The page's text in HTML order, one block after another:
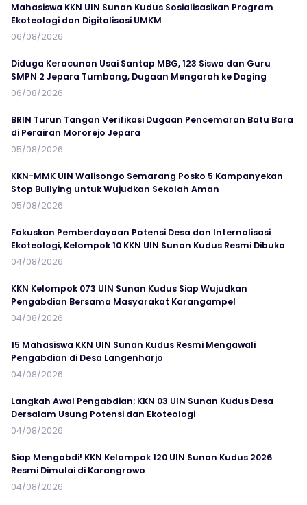
Mahasiswa KKN UIN Sunan Kudus Sosialisasikan Program
Ekoteologi dan Digitalisasi UMKM
06/08/2026
Diduga Keracunan Usai Santap MBG, 123 Siswa dan Guru
SMPN 2 Jepara Tumbang, Dugaan Mengarah ke Daging
06/08/2026
BRIN Turun Tangan Verifikasi Dugaan Pencemaran Batu Bara
di Perairan Mororejo Jepara
05/08/2026
KKN-MMK UIN Walisongo Semarang Posko 5 Kampanyekan
Stop Bullying untuk Wujudkan Sekolah Aman
05/08/2026
Fokuskan Pemberdayaan Potensi Desa dan Internalisasi
Ekoteologi, Kelompok 10 KKN UIN Sunan Kudus Resmi Dibuka
04/08/2026
KKN Kelompok 073 UIN Sunan Kudus Siap Wujudkan
Pengabdian Bersama Masyarakat Karangampel
04/08/2026
15 Mahasiswa KKN UIN Sunan Kudus Resmi Mengawali
Pengabdian di Desa Langenharjo
04/08/2026
Langkah Awal Pengabdian: KKN 03 UIN Sunan Kudus Desa
Dersalam Usung Potensi dan Ekoteologi
04/08/2026
Siap Mengabdi! KKN Kelompok 120 UIN Sunan Kudus 2026
Resmi Dimulai di Karangrowo
04/08/2026